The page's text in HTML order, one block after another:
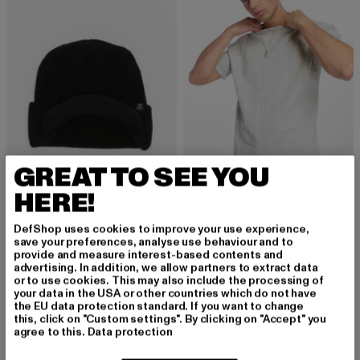
BRANDIT
Jeeps
14,99 EUR
Derzeitiger Preis: 14,99 EUR
20,09 EUR
Derzeitiger Preis: 20,09 EUR
29,99 EURAktionspreis:
-60% -53%
GREAT TO SEE YOU
HERE!
DefShop uses cookies to improve your use experience,
save your preferences, analyse use behaviour and to
provide and measure interest-based contents and
advertising. In addition, we allow partners to extract data
or to use cookies. This may also include the processing of
your data in the USA or other countries which do not have
the EU data protection standard. If you want to change
this, click on "Custom settings". By clicking on "Accept" you
agree to this. Data protection